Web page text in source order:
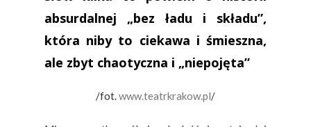
absurdalnej „bez ładu i składu”,
która niby to ciekawa i śmieszna,
ale zbyt chaotyczna i „niepojęta”
/fot.www.teatrkrakow.pl/